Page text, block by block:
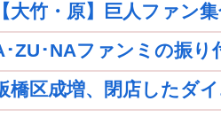
【大竹・原】巨人ファン
･ZU･NAファンミの振り
橋区成増、閉店したダ